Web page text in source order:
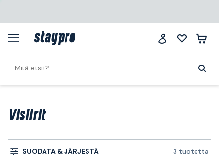
Visiirit
SUODATA & JÄRJESTÄ 3 tuotetta